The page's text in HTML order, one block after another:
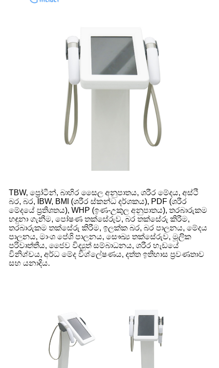
TBW, ප්‍රෝටීන්, බාහිර සෛල අනුපාතය, ශරීර මේදය, අස්ථි
බර, බර, IBW, BMI (ශරීර ස්කන්ධ දර්ශකය), PDF (ශරීර
මේදයේ ප්‍රතිශතය), WHP (ඉණ-උකුල අනුපාතය), තරබාරුකම
හඳුනා ගැනීම, පෝෂණ තක්සේරුව, බර තක්සේරු කිරීම,
තරබාරුකම තක්සේරු කිරීම, ඉලක්ක බර, බර පාලනය, මේදය
පාලනය, මාංශ පේශි පාලනය, සෞඛ්‍ය තක්සේරුව, මූලික
පරිවෘත්තීය, ජෛව විද්‍යුත් සම්බාධනය, ශරීර හැඩයේ
විනිශ්චය, අර්ධ මේද විශ්ලේෂණය, දත්ත ඉතිහාස ප්‍රවණතාව
සහ යනාදිය.